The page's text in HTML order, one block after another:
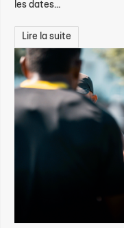
les dates...
Lire la suite